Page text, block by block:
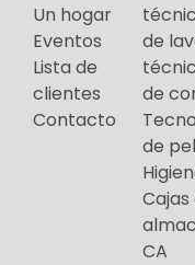
Un hogar
Eventos
Lista de
clientes
Contacto
de
de
de
Cajas
CA